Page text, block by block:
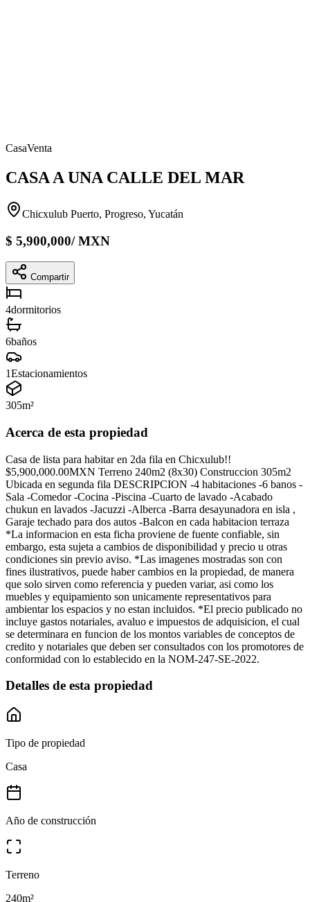
CasaVenta
CASA A UNA CALLE DEL MAR
Chicxulub Puerto, Progreso, Yucatán
$ 5,900,000/MXN
Compartir
4dormitorios
6baños
1Estacionamientos
305m²
Acerca de esta propiedad
Casa de lista para habitar en 2da fila en Chicxulub!!
$5,900,000.00MXN Terreno 240m2 (8x30) Construccion 305m2
Ubicada en segunda fila DESCRIPCION -4 habitaciones -6 banos -
Sala -Comedor -Cocina -Piscina -Cuarto de lavado -Acabado
chukun en lavados -Jacuzzi -Alberca -Barra desayunadora en isla ,
Garaje techado para dos autos -Balcon en cada habitacion terraza
*La informacion en esta ficha proviene de fuente confiable, sin
embargo, esta sujeta a cambios de disponibilidad y precio u otras
condiciones sin previo aviso. *Las imagenes mostradas son con
fines ilustrativos, puede haber cambios en la propiedad, de manera
que solo sirven como referencia y pueden variar, asi como los
muebles y equipamiento son unicamente representativos para
ambientar los espacios y no estan incluidos. *El precio publicado no
incluye gastos notariales, avaluo e impuestos de adquisicion, el cual
se determinara en funcion de los montos variables de conceptos de
credito y notariales que deben ser consultados con los promotores de
conformidad con lo establecido en la NOM-247-SE-2022.
Detalles de esta propiedad
Tipo de propiedad
Casa
Año de construcción
Terreno
240m²